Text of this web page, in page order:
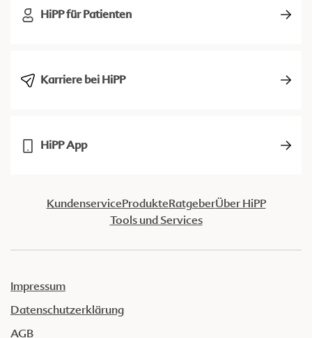
HiPP für Patienten
Karriere bei HiPP
HiPP App
KundenserviceProdukteRatgeberÜber HiPP
Tools und Services
Impressum
Datenschutzerklärung
AGB